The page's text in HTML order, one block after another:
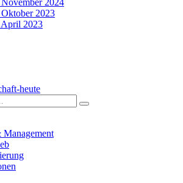
2024
2023
2023
heute